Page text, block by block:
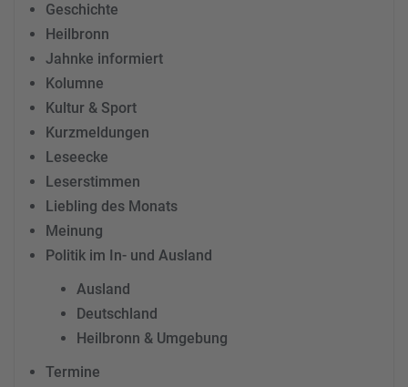
Geschichte
Heilbronn
Jahnke informiert
Kolumne
Kultur & Sport
Kurzmeldungen
Leseecke
Leserstimmen
Liebling des Monats
Meinung
Politik im In- und Ausland
Ausland
Deutschland
Heilbronn & Umgebung
Termine